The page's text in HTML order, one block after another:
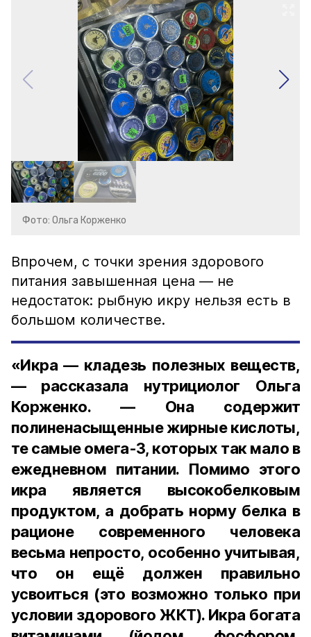
Фото: Ольга Корженко
Впрочем, с точки зрения здорового
питания завышенная цена — не
недостаток: рыбную икру нельзя есть в
большом количестве.
«Икра — кладезь полезных веществ,
— рассказала нутрициолог Ольга
Корженко. — Она содержит
полиненасыщенные жирные кислоты,
те самые омега-3, которых так мало в
ежедневном питании. Помимо этого
икра является высокобелковым
продуктом, а добрать норму белка в
рационе современного человека
весьма непросто, особенно учитывая,
что он ещё должен правильно
усвоиться (это возможно только при
условии здорового ЖКТ). Икра богата